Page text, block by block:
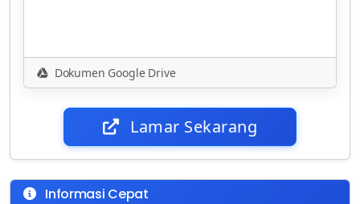
Dokumen Google Drive
Lamar Sekarang
Informasi Cepat